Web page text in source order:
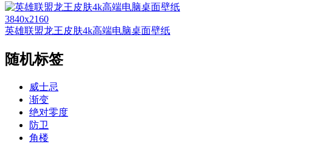
3840x2160
英雄联盟龙王皮肤4k高端电脑桌面壁纸
随机标签
威士忌
渐变
绝对零度
防卫
角楼